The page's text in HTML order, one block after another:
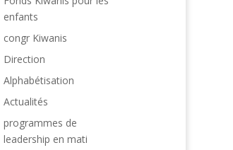
enfants
congr Kiwanis
Direction
Alphabétisation
Actualités
programmes de
leadership en mati